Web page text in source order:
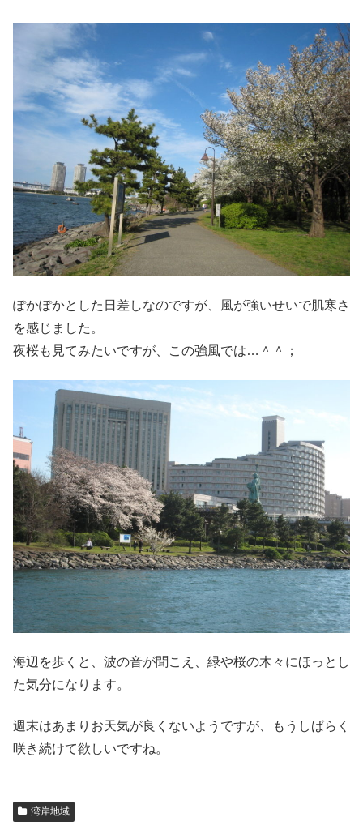
ぽかぽかとした日差しなのですが、風が強いせいで肌寒さ
を感じました。
夜桜も見てみたいですが、この強風では…＾＾；
海辺を歩くと、波の音が聞こえ、緑や桜の木々にほっとし
た気分になります。
週末はあまりお天気が良くないようですが、もうしばらく
咲き続けて欲しいですね。
湾岸地域